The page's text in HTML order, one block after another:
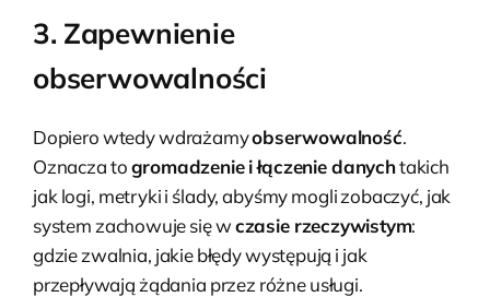
3. Zapewnienie
obserwowalności
Dopiero wtedy wdrażamyobserwowalność.
Oznacza togromadzenie i łączenie danychtakich
jak logi, metryki i ślady, abyśmy mogli zobaczyć, jak
system zachowuje się wczasie rzeczywistym:
gdzie zwalnia, jakie błędy występują i jak
przepływają żądania przez różne usługi.